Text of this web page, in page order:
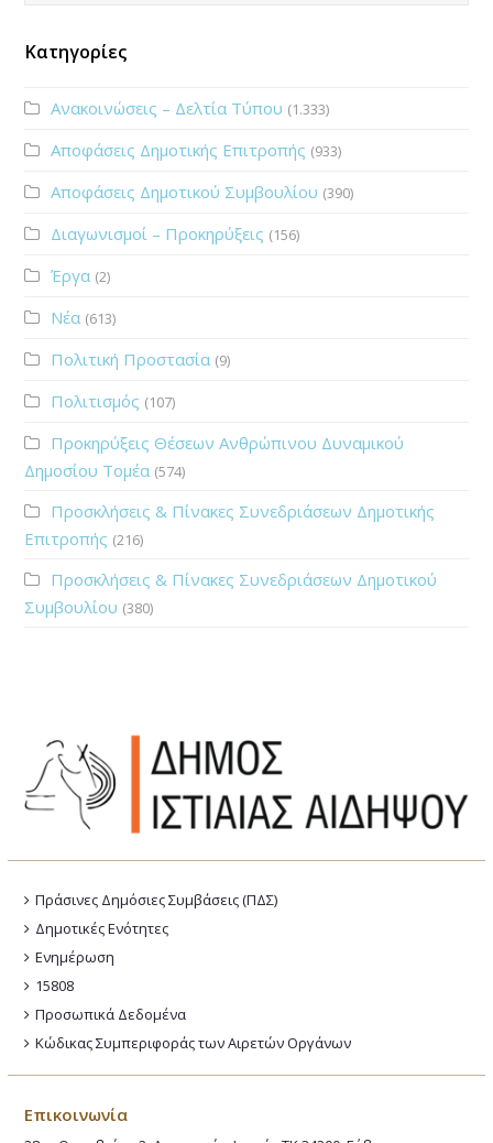
Κατηγορίες
Ανακοινώσεις – Δελτία Τύπου (1.333)
Αποφάσεις Δημοτικής Επιτροπής (933)
Αποφάσεις Δημοτικού Συμβουλίου (390)
Διαγωνισμοί – Προκηρύξεις (156)
Έργα (2)
Νέα (613)
Πολιτική Προστασία (9)
Πολιτισμός (107)
Προκηρύξεις Θέσεων Ανθρώπινου Δυναμικού
Δημοσίου Τομέα (574)
Προσκλήσεις & Πίνακες Συνεδριάσεων Δημοτικής
Επιτροπής (216)
Προσκλήσεις & Πίνακες Συνεδριάσεων Δημοτικού
Συμβουλίου (380)
Πράσινες Δημόσιες Συμβάσεις (ΠΔΣ)
Δημοτικές Ενότητες
Ενημέρωση
15808
Προσωπικά Δεδομένα
Κώδικας Συμπεριφοράς των Αιρετών Οργάνων
Επικοινωνία